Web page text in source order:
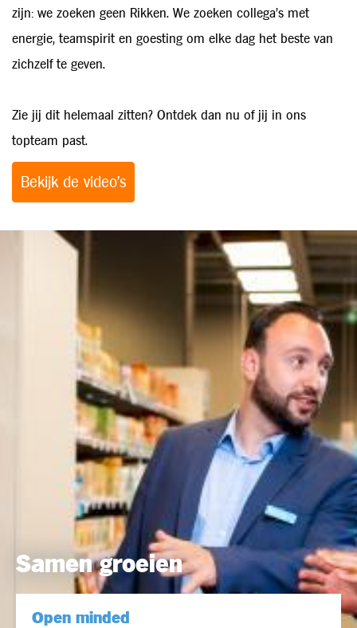
zijn: we zoeken geen Rikken. We zoeken collega’s met
energie, teamspirit en goesting om elke dag het beste van
zichzelf te geven.
Zie jij dit helemaal zitten? Ontdek dan nu of jij in ons
topteam past.
Bekijk de video's
Samen groeien
Open minded